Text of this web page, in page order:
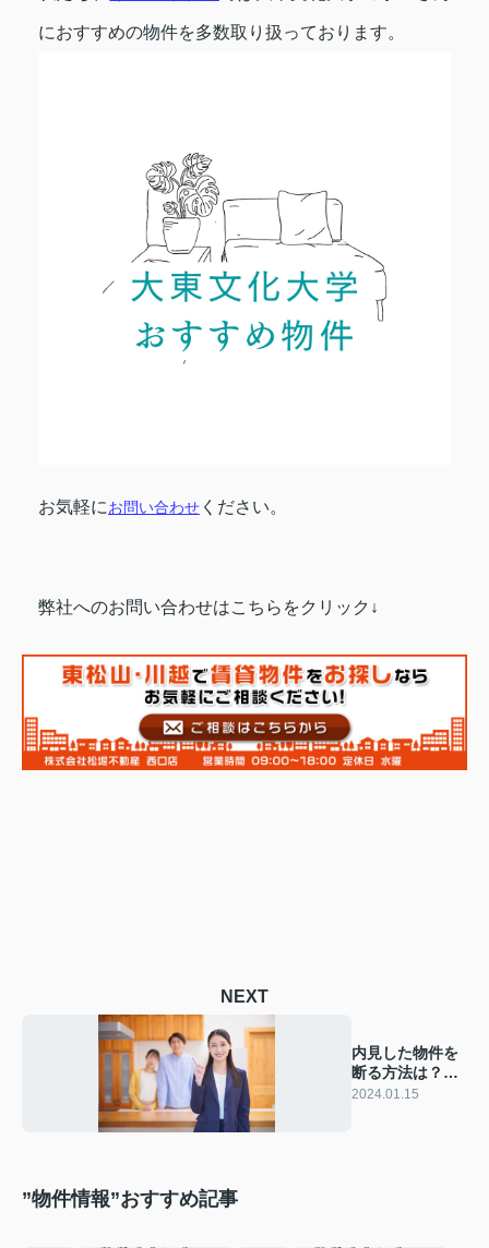
におすすめの物件を多数取り扱っております。
お気軽に お問い合わせ ください。
弊社へのお問い合わせはこちらをクリック↓
NEXT
内見した物件を
断る方法は？マ
ナーや注意点を
2024.01.15
”物件情報”おすすめ記事